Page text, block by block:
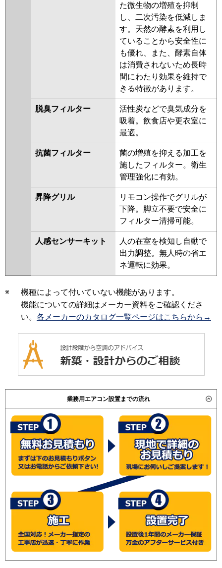
た微生物の増殖を抑制
し、二次汚染を低減しま
す。天然の酵素を利用し
ていることから安全性に
も優れ、また、酵素自体
は消費されないため長時
間にわたり効果を維持で
きる特徴があります。
脱臭フィルター
活性炭などで臭気成分を
吸着。飲食店や更衣室に
最適。
抗菌フィルター
菌の増殖を抑える加工を
施したフィルター。衛生
管理強化に有効。
昇降グリル
リモコン操作でグリルが
下降。脚立不要で安全に
フィルター清掃可能。
人感センサーキット
人の在室を検知し自動で
出力調整。無人時の省エ
ネ運転に効果。
※
機種によって付いていない機能があります。
機能についての詳細はメーカー資料をご確認くださ
い。 各メーカーのカタログ一覧ページはこちらから→
業務用エアコン設置までの流れ